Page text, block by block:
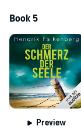
Book 5
Preview